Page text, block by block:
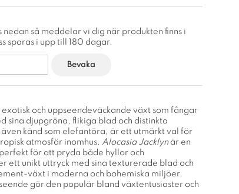
så meddelar vi dig när produkten finns i
sparas i upp till 180 dagar.
Bevaka
och uppseendeväckande växt som fångar
sina djupgröna, flikiga blad och distinkta
känd som elefantöra, är ett utmärkt val för
atmosfär inomhus. Alocasia Jacklynär en
för att pryda både hyllor och
ett unikt uttryck med sina texturerade blad och
växt i moderna och bohemiska miljöer.
gör den populär bland växtentusiaster och